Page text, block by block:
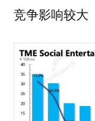
竞争影响较大